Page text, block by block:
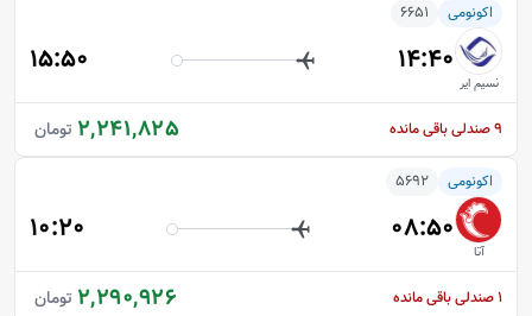
اکونومی 6651
نسیم ایر
14:40
15:50
2,241,825 تومان 9صندلی باقی مانده
اکونومی 5692
آتا
08:50
10:20
2,290,926 تومان 1صندلی باقی مانده